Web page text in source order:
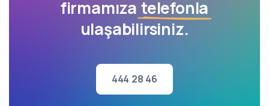
firmamıza telefonla
ulaşabilirsiniz.
444 28 46